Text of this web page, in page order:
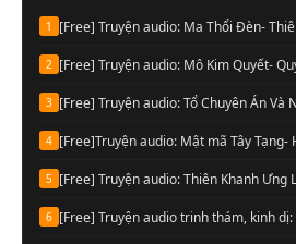
1
2
3
4
5
6